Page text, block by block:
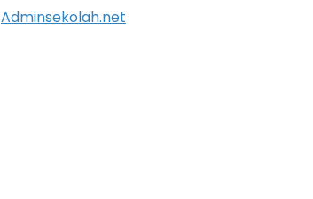
Adminsekolah.net